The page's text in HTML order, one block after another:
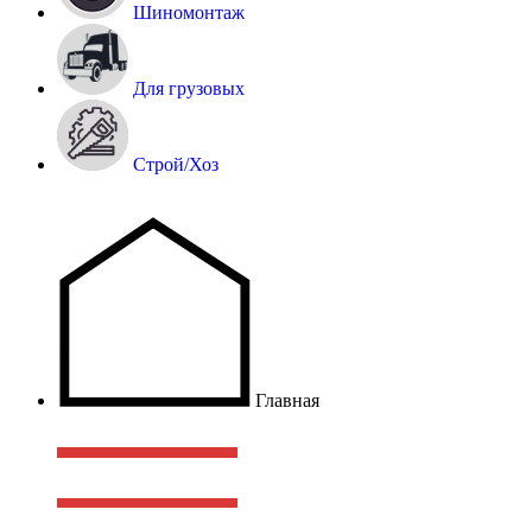
Шиномонтаж
Для грузовых
Строй/Хоз
Главная